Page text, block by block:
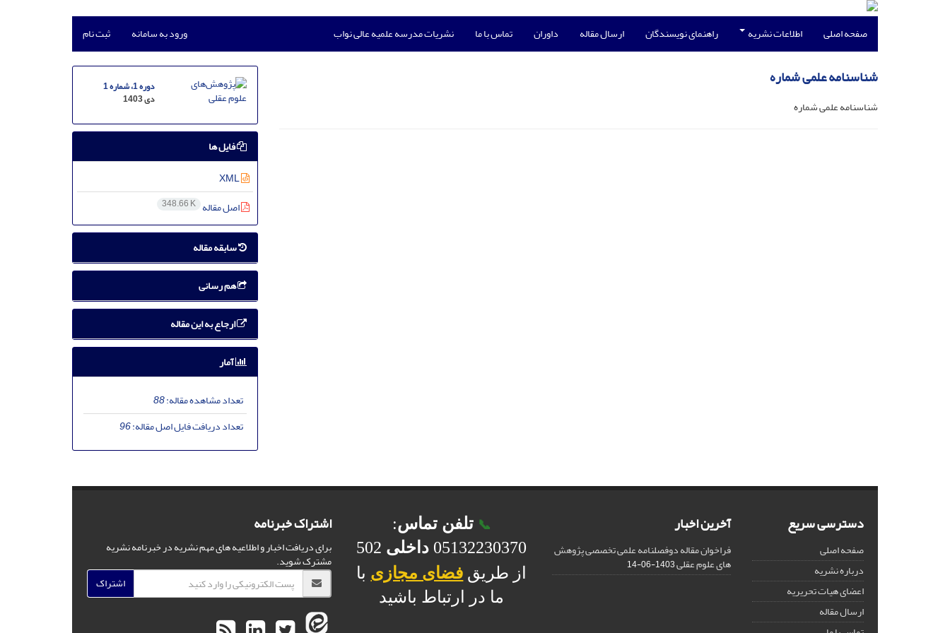
صفحه اصلی اطلاعات نشریه راهنمای نویسندگان ارسال مقاله داوران تماس با ما نشریات مدرسه علمیه عالی نواب ورود به سامانه ثبت نام
شناسنامه علمی شماره
شناسنامه علمی شماره
دوره 1، شماره 1
دی 1403
فایل ها
XML
اصل مقاله 348.66 K
سابقه مقاله
هم رسانی
ارجاع به این مقاله
آمار
تعداد مشاهده مقاله:88
تعداد دریافت فایل اصل مقاله:96
دسترسی سریع
صفحه اصلی
درباره نشریه
اعضای هیات تحریریه
ارسال مقاله
آخرین اخبار
فراخوان مقاله دوفصلنامه علمی تخصصی پژوهش
های علوم عقلی1403-06-14
📞 تلفن تماس:
05132230370 داخلی
از طریق فضای مجازی با
ما در ارتباط باشید
اشتراک خبرنامه
برای دریافت اخبار و اطلاعیه های مهم نشریه در خبرنامه نشریه
مشترک شوید.
اشتراک